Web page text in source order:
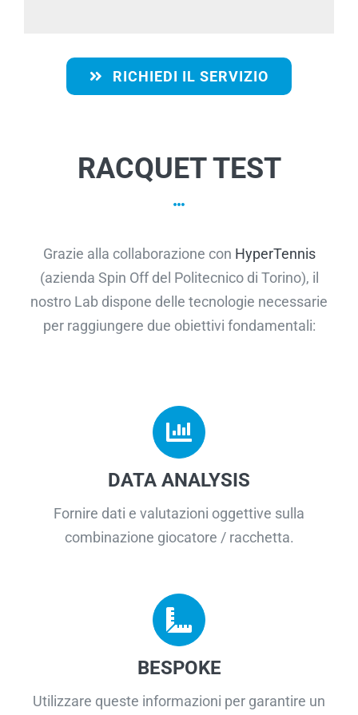
RICHIEDI IL SERVIZIO
RACQUET TEST
Grazie alla collaborazione con HyperTennis
(azienda Spin Off del Politecnico di Torino), il
nostro Lab dispone delle tecnologie necessarie
per raggiungere due obiettivi fondamentali:
DATA ANALYSIS
Fornire dati e valutazioni oggettive sulla
combinazione giocatore / racchetta.
BESPOKE
Utilizzare queste informazioni per garantire un